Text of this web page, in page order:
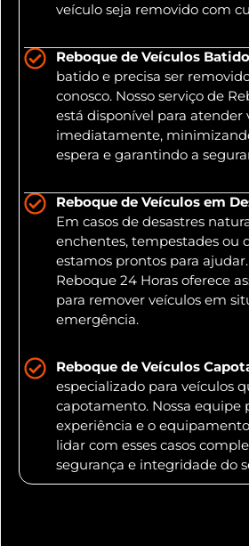
veículo seja removido com
Reboque de Veículos
batido e precisa ser
conosco. Nosso serviço de
está disponível para atender
imediatamente,
espera e garantindo a
Reboque de Veículos em
Em casos de desastres
enchentes, tempestades ou
estamos prontos para
Reboque 24 Horas oferece
para remover veículos em
emergência.
Reboque de Veículos
especializado para veículos
capotamento. Nossa equipe
experiência e o
lidar com esses casos
segurança e integridade do